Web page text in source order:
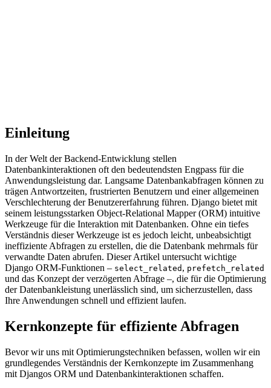
Einleitung
In der Welt der Backend-Entwicklung stellen
Datenbankinteraktionen oft den bedeutendsten Engpass für die
Anwendungsleistung dar. Langsame Datenbankabfragen können zu
trägen Antwortzeiten, frustrierten Benutzern und einer allgemeinen
Verschlechterung der Benutzererfahrung führen. Django bietet mit
seinem leistungsstarken Object-Relational Mapper (ORM) intuitive
Werkzeuge für die Interaktion mit Datenbanken. Ohne ein tiefes
Verständnis dieser Werkzeuge ist es jedoch leicht, unbeabsichtigt
ineffiziente Abfragen zu erstellen, die die Datenbank mehrmals für
verwandte Daten abrufen. Dieser Artikel untersucht wichtige
Django ORM-Funktionen – select_related , prefetch_related
und das Konzept der verzögerten Abfrage –, die für die Optimierung
der Datenbankleistung unerlässlich sind, um sicherzustellen, dass
Ihre Anwendungen schnell und effizient laufen.
Kernkonzepte für effiziente Abfragen
Bevor wir uns mit Optimierungstechniken befassen, wollen wir ein
grundlegendes Verständnis der Kernkonzepte im Zusammenhang
mit Djangos ORM und Datenbankinteraktionen schaffen.